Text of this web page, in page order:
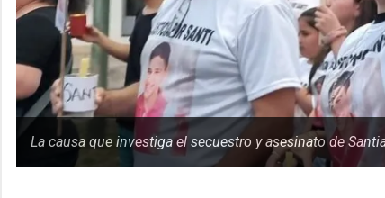
La causa que investiga el secuestro y asesinato de